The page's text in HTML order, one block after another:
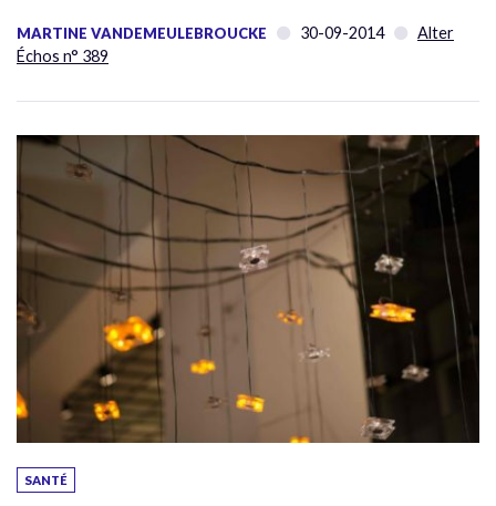
MARTINE VANDEMEULEBROUCKE 30-09-2014
Alter
Échos n° 389
SANTÉ